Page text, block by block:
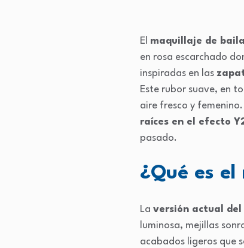
El maquillaje de
en rosa escarchado
inspiradas en las
Este rubor suave, en
aire fresco y
raíces en el efecto
pasado.
¿Qué es
La versión actual
luminosa, mejillas
acabados ligeros que